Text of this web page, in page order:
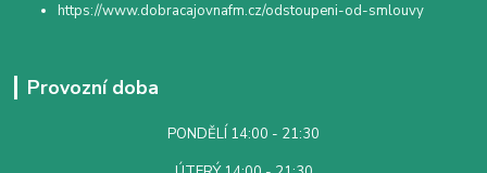
https://www.dobracajovnafm.cz/odstoupeni-od-smlouvy
Provozní doba
PONDĚLÍ 14:00 - 21:30